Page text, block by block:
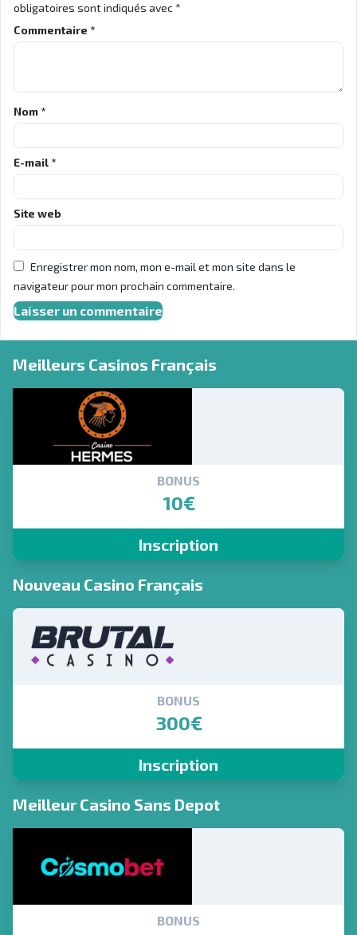
obligatoires sont indiqués avec*
Commentaire *
Nom *
E-mail *
Site web
Enregistrer mon nom, mon e-mail et mon site dans le
navigateur pour mon prochain commentaire.
Meilleurs Casinos Français
BONUS
10€
Inscription
Nouveau Casino Français
BONUS
300€
Inscription
Meilleur Casino Sans Depot
BONUS